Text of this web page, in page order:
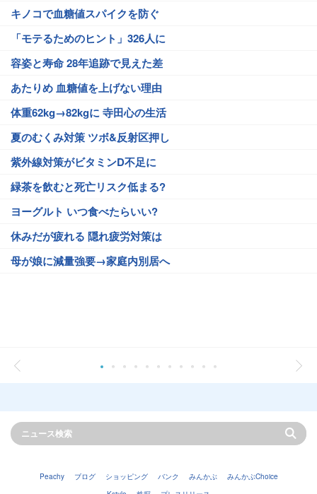
キノコで血糖値スパイクを防ぐ
「モテるためのヒント」326人に
容姿と寿命 28年追跡で見えた差
あたりめ 血糖値を上げない理由
体重62kg→82kgに 寺田心の生活
夏のむくみ対策 ツボ&反射区押し
紫外線対策がビタミンD不足に
緑茶を飲むと死亡リスク低まる?
ヨーグルト いつ食べたらいい?
休みだが疲れる 隠れ疲労対策は
母が娘に減量強要→家庭内別居へ
Peachy ブログ ショッピング バンク みんかぶ
みんかぶChoice